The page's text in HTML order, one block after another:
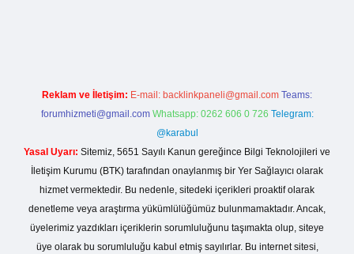
Reklam ve İletişim: E-mail: backlinkpaneli@gmail.com Teams:
forumhizmeti@gmail.com Whatsapp: 0262 606 0 726 Telegram:
@karabul
Yasal Uyarı: Sitemiz, 5651 Sayılı Kanun gereğince Bilgi Teknolojileri ve
İletişim Kurumu (BTK) tarafından onaylanmış bir Yer Sağlayıcı olarak
hizmet vermektedir. Bu nedenle, sitedeki içerikleri proaktif olarak
denetleme veya araştırma yükümlülüğümüz bulunmamaktadır. Ancak,
üyelerimiz yazdıkları içeriklerin sorumluluğunu taşımakta olup, siteye
üye olarak bu sorumluluğu kabul etmiş sayılırlar. Bu internet sitesi,